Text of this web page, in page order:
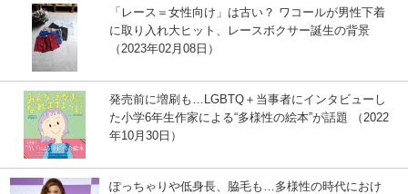
「レース＝女性向け」は古い？ ワコールが男性下着
に取り入れ大ヒット、レースボクサー誕生の背景
（2023年02月08日）
発売前に増刷も…LGBTQ＋当事者にインタビューし
た小学6年生作家による“多様性の絵本”が話題 （2022
年10月30日）
ぽっちゃりや低身長、脇毛も…多様性の時代におけ